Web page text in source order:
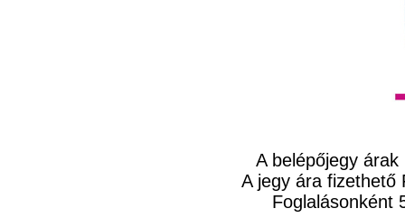
A belépőjegy
A jegy ára fizethető
Foglalásonként